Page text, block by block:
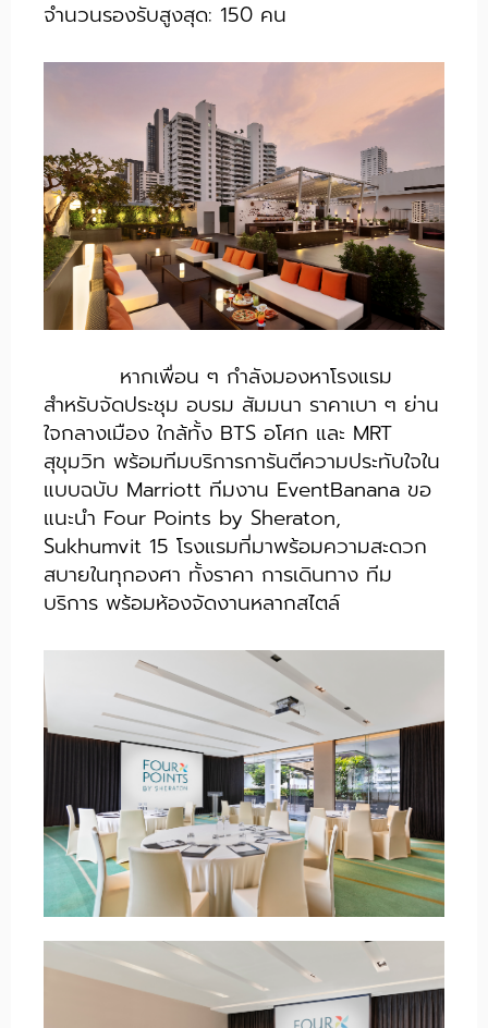
จำนวนรองรับสูงสุด: 150 คน
หากเพื่อน ๆ กำลังมองหาโรงแรม
สำหรับจัดประชุม อบรม สัมมนา ราคาเบา ๆ ย่าน
ใจกลางเมือง ใกล้ทั้ง BTS อโศก และ MRT
สุขุมวิท พร้อมทีมบริการการันตีความประทับใจใน
แบบฉบับ Marriott ทีมงาน EventBanana ขอ
แนะนำ Four Points by Sheraton,
Sukhumvit 15 โรงแรมที่มาพร้อมความสะดวก
สบายในทุกองศา ทั้งราคา การเดินทาง ทีม
บริการ พร้อมห้องจัดงานหลากสไตล์